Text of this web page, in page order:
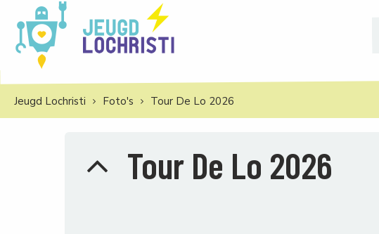
Jeugd Lochristi Foto's Tour De Lo 2026
Tour De Lo 2026